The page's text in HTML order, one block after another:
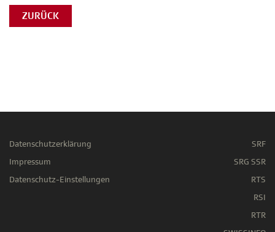
ZURÜCK
Datenschutzerklärung
Impressum
Datenschutz-Einstellungen
SRF
SRG SSR
RTS
RSI
RTR